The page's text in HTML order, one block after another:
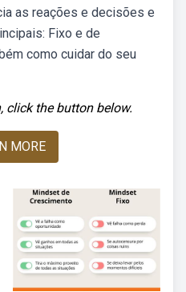
as reações e decisões e
Fixo e de
como cuidar do seu
click the button below.
MORE